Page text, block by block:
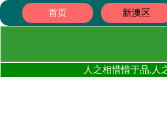
首页 新澳区
人之相惜惜于品,人